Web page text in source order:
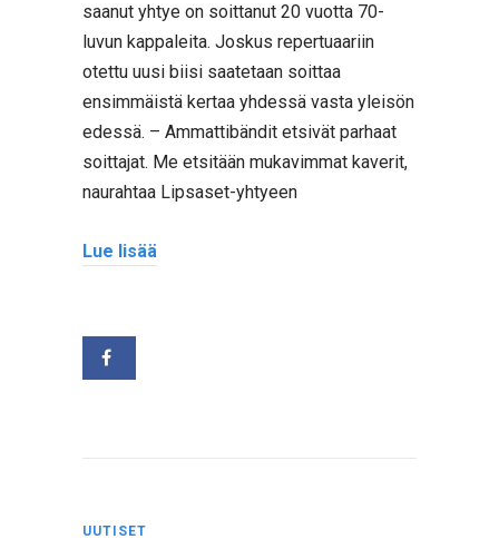
saanut yhtye on soittanut 20 vuotta 70-
luvun kappaleita. Joskus repertuaariin
otettu uusi biisi saatetaan soittaa
ensimmäistä kertaa yhdessä vasta yleisön
edessä. – Ammattibändit etsivät parhaat
soittajat. Me etsitään mukavimmat kaverit,
naurahtaa Lipsaset-yhtyeen
Lue lisää
UUTISET